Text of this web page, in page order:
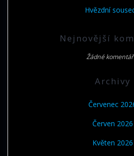
Hvězdní
Nejnovější
Žádné
Archivy
Červenec
Červen 2026
Květen 2026